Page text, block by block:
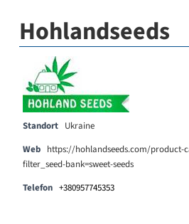
Hohlandseeds
Standort Ukraine
Web https://hohlandseeds.com/product-
filter_seed-bank=sweet-seeds
Telefon +380957745353